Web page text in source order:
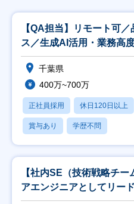
【QA担当】リモート可
ス／生成AI活用・業務高
千葉県
400万~700万
正社員採用 休日120日以上
賞与あり 学歴不問
【社内SE（技術戦略チ
アエンジニアとしてリード